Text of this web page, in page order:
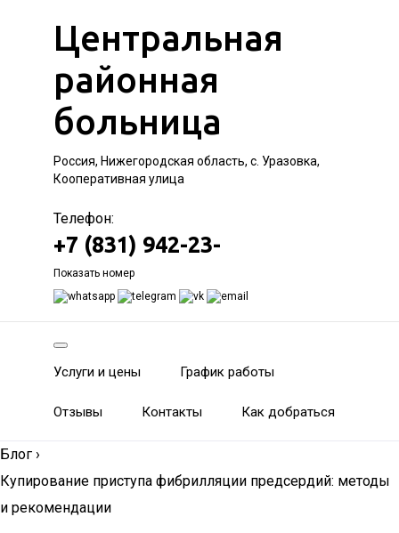
Центральная
районная
больница
Россия, Нижегородская область, с. Уразовка,
Кооперативная улица
Телефон:
+7 (831) 942-23-
Показать номер
Услуги и цены График работы
Отзывы Контакты Как добраться
Блог ›
Купирование приступа фибрилляции предсердий: методы
и рекомендации